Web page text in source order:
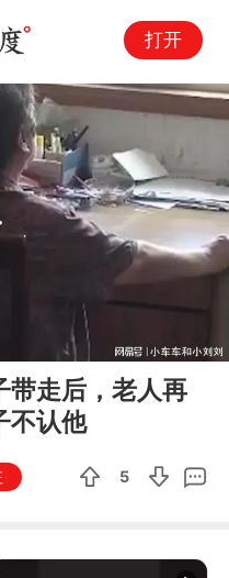
打开
01:00
带走后，老人再
不认他
5